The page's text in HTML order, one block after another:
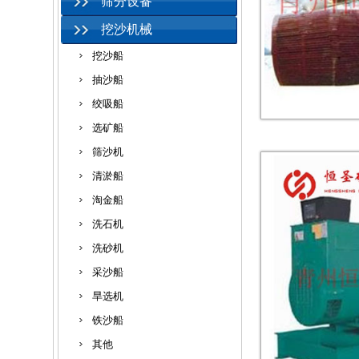
挖沙机械
挖沙船
抽沙船
绞吸船
选矿船
筛沙机
清淤船
淘金船
洗石机
洗砂机
采沙船
旱选机
铁沙船
其他